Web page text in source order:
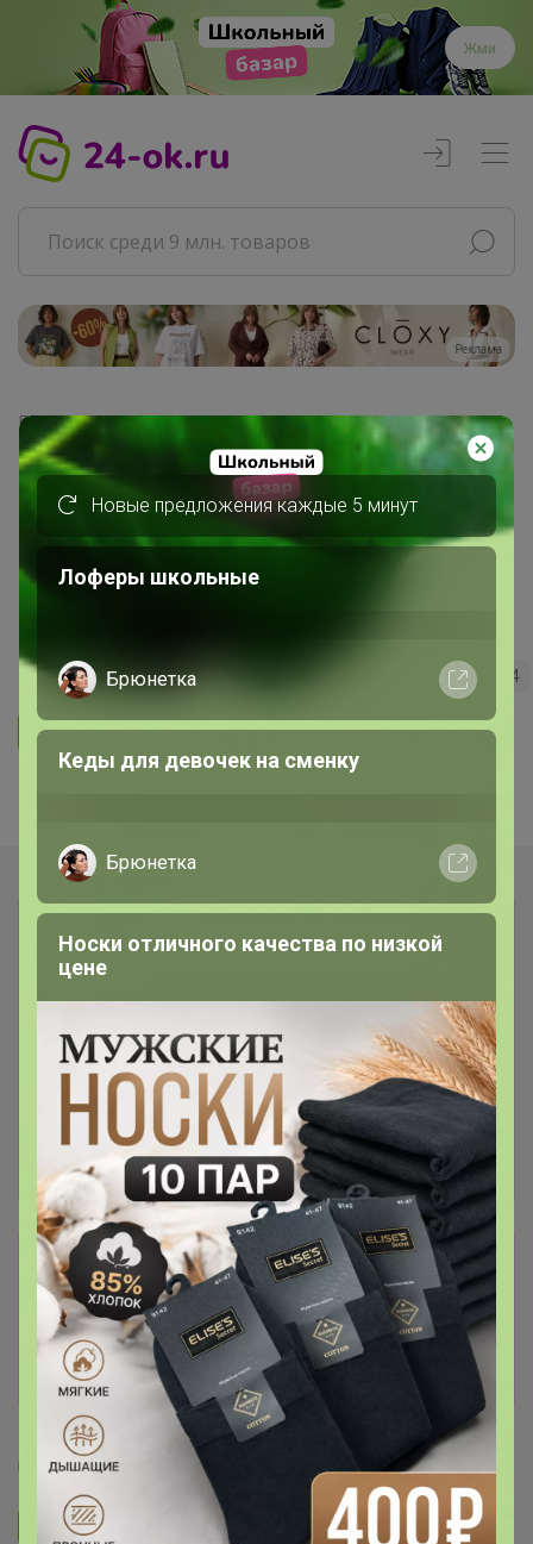
Жми
Реклама
Главная
Совместные покупки
АРХИВ СП
Продукты
Морепродукты и не только с
быстрой доставкой!
26 5.0 3.7K 4
Ответить
Сбор заказов в данной закупке
завершен.
К сожалению организатор еще не открыл
новую. Подпишитесь на новости закупки,
чтобы быть в курсе её открытия!
Артемида
Подписаться на закупку
Новые предложения каждые 5 минут
Лоферы школьные
Брюнетка
Кеды для девочек на сменку
Брюнетка
Носки отличного качества по низкой
цене